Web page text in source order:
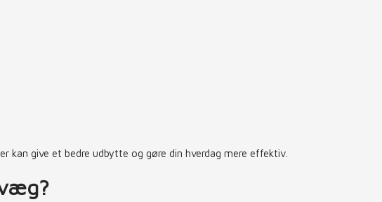
kan give et bedre udbytte og gøre din hverdag mere effektiv.